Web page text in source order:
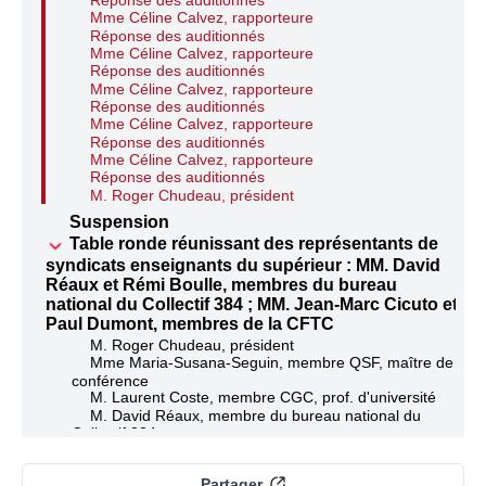
Mme Céline Calvez, rapporteure
Réponse des auditionnés
Mme Céline Calvez, rapporteure
Réponse des auditionnés
Mme Céline Calvez, rapporteure
Réponse des auditionnés
Mme Céline Calvez, rapporteure
Réponse des auditionnés
Mme Céline Calvez, rapporteure
Réponse des auditionnés
M. Roger Chudeau, président
Suspension
Table ronde réunissant des représentants de
syndicats enseignants du supérieur : MM. David
Réaux et Rémi Boulle, membres du bureau
national du Collectif 384 ; MM. Jean-Marc Cicuto et
Paul Dumont, membres de la CFTC
M. Roger Chudeau, président
Mme Maria-Susana-Seguin, membre QSF, maître de
conférence
M. Laurent Coste, membre CGC, prof. d'université
M. David Réaux, membre du bureau national du
Collectif 384
Collectif 384